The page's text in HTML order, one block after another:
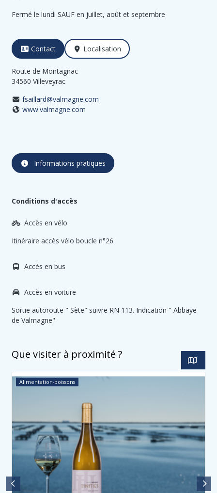
Fermé le lundi SAUF en juillet, août et septembre
Contact Localisation
Route de Montagnac
34560 Villeveyrac
fsaillard@valmagne.com
www.valmagne.com
Informations pratiques
Conditions d'accès
Accès en vélo
Itinéraire accès vélo boucle n°26
Accès en bus
Accès en voiture
Sortie autoroute " Sète" suivre RN 113. Indication " Abbaye
de Valmagne"
Que visiter à proximité ?
Alimentation-boissons